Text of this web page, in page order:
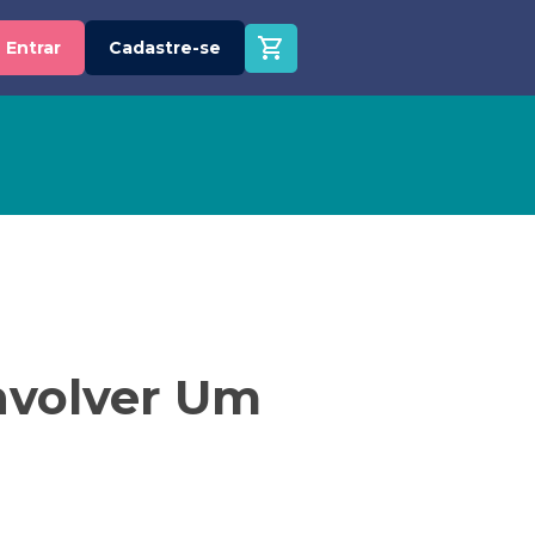
Entrar Cadastre-se
Um